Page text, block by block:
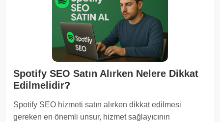
Spotify SEO Satın Alırken Nelere Dikkat
Edilmelidir?
Spotify SEO hizmeti satın alırken dikkat edilmesi
gereken en önemli unsur, hizmet sağlayıcının